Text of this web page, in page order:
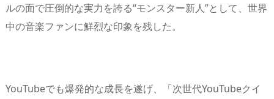
ルの面で圧倒的な実力を誇る“モンスター新人”として、世界
中の音楽ファンに鮮烈な印象を残した。
YouTubeでも爆発的な成長を遂げ、「次世代YouTubeクイ